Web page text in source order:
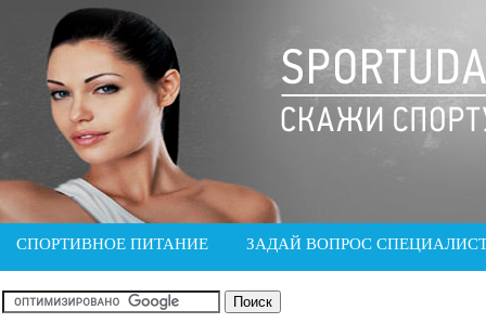
СПОРТИВНОЕ ПИТАНИЕ ЗАДАЙ ВОПРОС